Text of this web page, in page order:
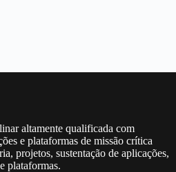
altamente qualificada com
e plataformas de missão crítica
projetos, sustentação de aplicações,
plataformas.